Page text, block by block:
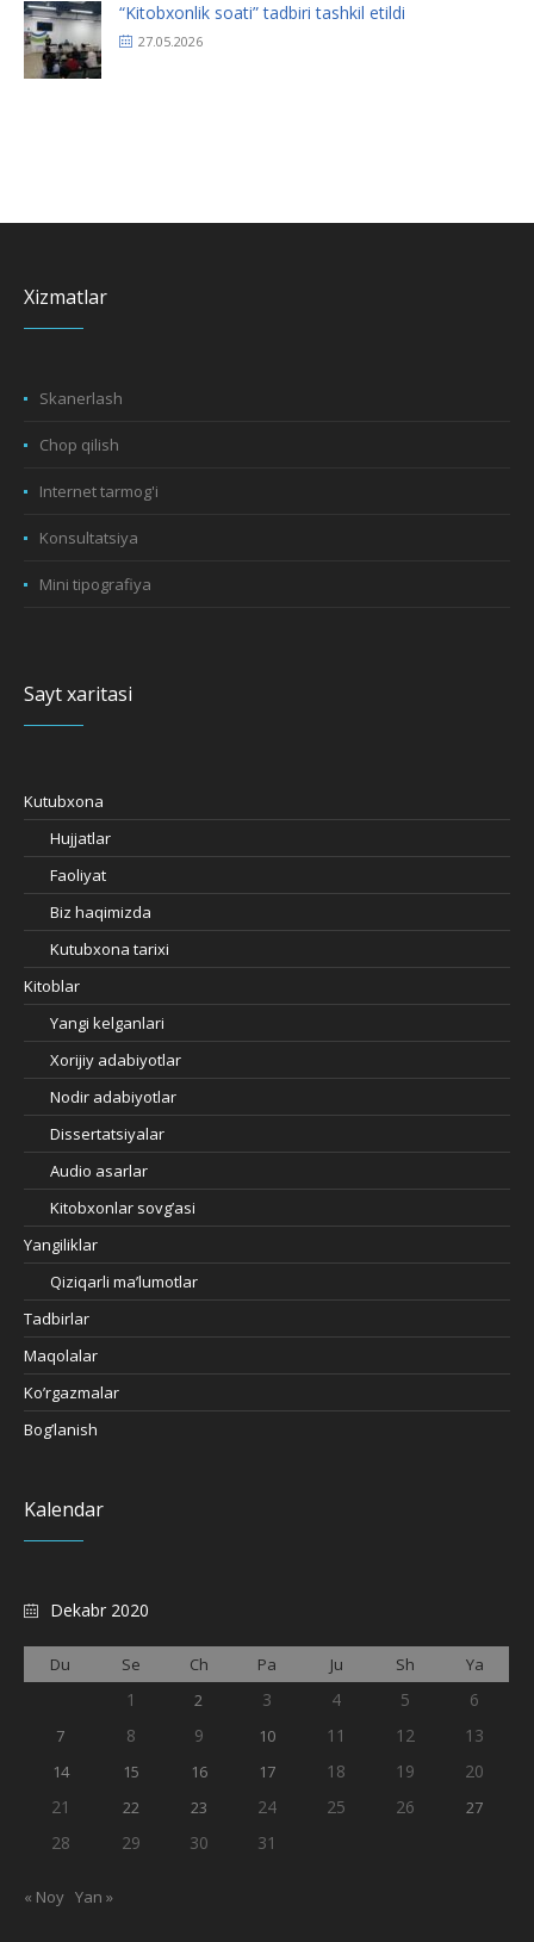
“Kitobxonlik soati” tadbiri tashkil etildi
27.05.2026
Xizmatlar
Skanerlash
Chop qilish
Internet tarmog'i
Konsultatsiya
Mini tipografiya
Sayt xaritasi
Kutubxona
Hujjatlar
Faoliyat
Biz haqimizda
Kutubxona tarixi
Kitoblar
Yangi kelganlari
Xorijiy adabiyotlar
Nodir adabiyotlar
Dissertatsiyalar
Audio asarlar
Kitobxonlar sovg’asi
Yangiliklar
Qiziqarli ma’lumotlar
Tadbirlar
Maqolalar
Ko’rgazmalar
Bog’lanish
Kalendar
Dekabr 2020
Du Se Ch Pa Ju Sh Ya
1 2 3 4 5 6
7 8 9 10 11 12 13
14 15 16 17 18 19
20
21
22 23 24 25 26 27
28 29 30 31
« Noy Yan »